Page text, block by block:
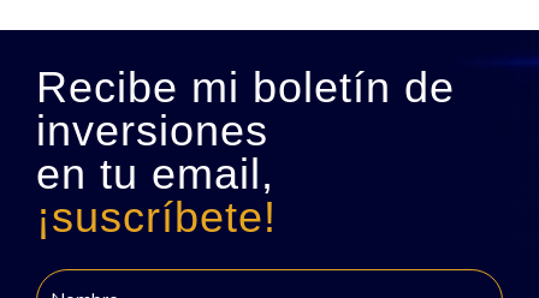
Recibe mi boletín de
inversiones
en tu email,
¡suscríbete!